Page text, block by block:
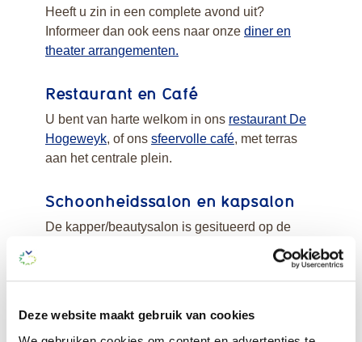
Deze website maakt gebruik van cookies
Heeft u zin in een complete avond uit?
Informeer dan ook eens naar onze diner en
theater arrangementen.
Restaurant en Café
U bent van harte welkom in ons restaurant De
Hogeweyk, of ons sfeervolle café, met terras
aan het centrale plein.
Schoonheidssalon en kapsalon
De kapper/beautysalon is gesitueerd op de
De Bonte Hof en de Mozartzaal
Deze sfeervolle ruimtes zijn de locatie voor
verschillende verenigingen van De Hogeweyk.